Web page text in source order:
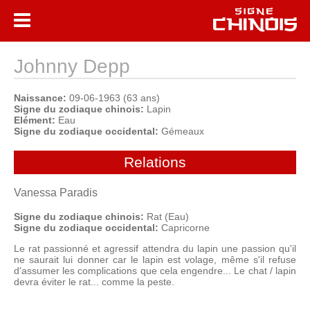
Johnny Depp
Naissance: 09-06-1963 (63 ans)
Signe du zodiaque chinois: Lapin
Elément: Eau
Signe du zodiaque occidental: Gémeaux
Relations
Vanessa Paradis
Signe du zodiaque chinois: Rat (Eau)
Signe du zodiaque occidental: Capricorne
Le rat passionné et agressif attendra du lapin une passion qu'il
ne saurait lui donner car le lapin est volage, même s'il refuse
d'assumer les complications que cela engendre... Le chat / lapin
devra éviter le rat... comme la peste.